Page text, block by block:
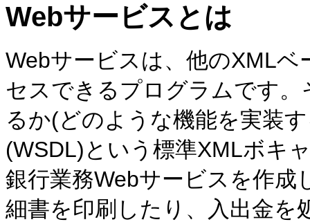
Webサービスとは
Webサービスは、他のXML
セスできるプログラムです
るか(どのような機能を実装
(WSDL)という標準XMLボキ
銀行業務Webサービスを作
細書を印刷したり、入出金